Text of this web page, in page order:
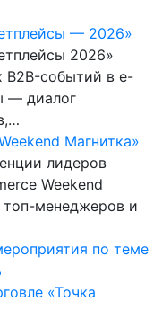
— 2026»
2026»
B2B-событий в e-
— диалог
Магнитка»
лидеров
Weekend
топ-менеджеров и
по теме